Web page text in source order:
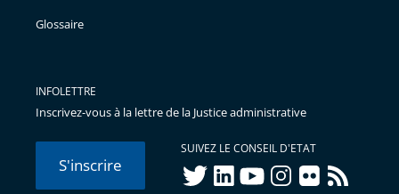
Glossaire
INFOLETTRE
Inscrivez-vous à la lettre de la Justice administrative
S'inscrire
SUIVEZ LE CONSEIL D'ETAT
twitterlinkedInyoutubeinstagram
flickr rss